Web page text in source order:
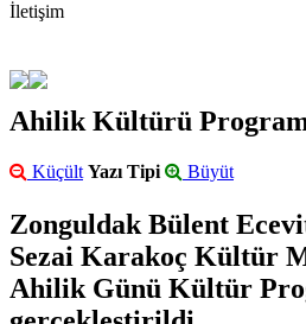
İletişim
Ahilik Kültürü
Küçült Yazı Tipi Büyüt
Zonguldak Bülent
Sezai Karakoç Kültür
Ahilik Günü Kültür